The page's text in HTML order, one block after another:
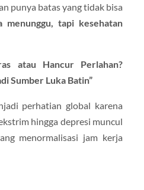
punya batas yang tidak bisa
menunggu, tapi kesehatan
atau Hancur Perlahan?
Sumber Luka Batin”
perhatian global karena
hingga depresi muncul
menormalisasi jam kerja